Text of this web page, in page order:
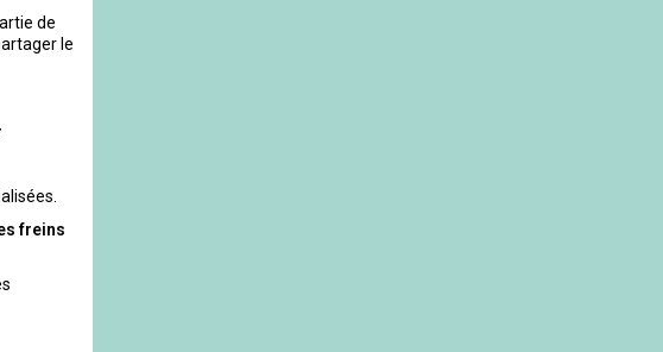
de
le
freins